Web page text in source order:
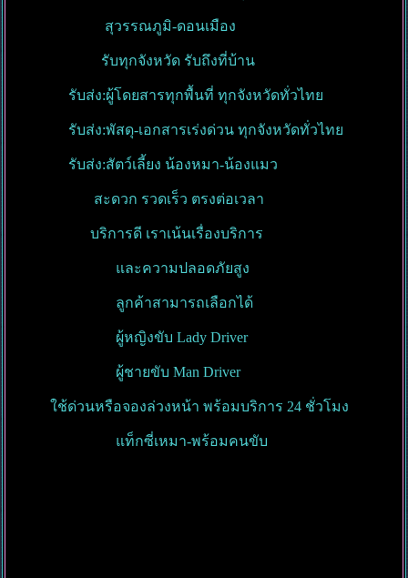
สุวรรณภูมิ-ดอนเมือง
รับทุกจังหวัด รับถึงที่บ้าน
รับส่ง:ผู้โดยสารทุกพื้นที่ ทุกจังหวัดทั่วไทย
รับส่ง:พัสดุ-เอกสารเร่งด่วน ทุกจังหวัดทั่วไทย
รับส่ง:สัตว์เลี้ยง น้องหมา-น้องแมว
สะดวก รวดเร็ว ตรงต่อเวลา
บริการดี เราเน้นเรื่องบริการ
และความปลอดภัยสูง
ลูกค้าสามารถเลือกได้
ผู้หญิงขับ Lady Driver
ผู้ชายขับ Man Driver
ใช้ด่วนหรือจองล่วงหน้า พร้อมบริการ 24 ชั่วโมง
แท็กซี่เหมา-พร้อมคนขับ